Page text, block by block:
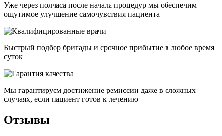
Уже через полчаса после начала процедур мы обеспечим
ощутимое улучшение самочувствия пациента
Быстрый подбор бригады и срочное прибытие в любое время
суток
Мы гарантируем достижение ремиссии даже в сложных
случаях, если пациент готов к лечению
Отзывы